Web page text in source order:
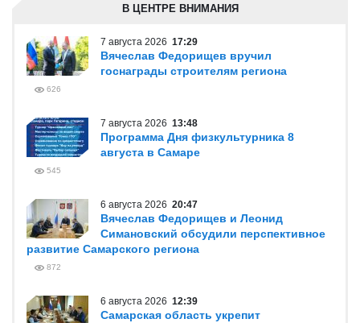
В ЦЕНТРЕ ВНИМАНИЯ
7 августа 2026 17:29
Вячеслав Федорищев вручил
госнаграды строителям региона
626
7 августа 2026 13:48
Программа Дня физкультурника 8
августа в Самаре
545
6 августа 2026 20:47
Вячеслав Федорищев и Леонид
Симановский обсудили перспективное
развитие Самарского региона
872
6 августа 2026 12:39
Самарская область укрепит